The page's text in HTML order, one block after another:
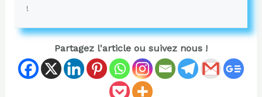
!
Partagez l'article ou suivez nous !